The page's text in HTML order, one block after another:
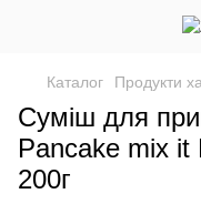
Каталог Продукти
Суміш для
Pancake mix it
200г